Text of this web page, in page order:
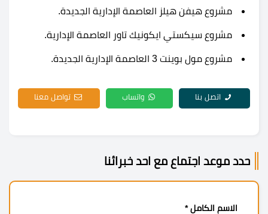
مشروع هيفن هيلز العاصمة الإدارية الجديدة.
مشروع سيكستي ايكونيك تاور العاصمة الإدارية.
مشروع مول بوينت 3 العاصمة الإدارية الجديدة.
اتصل بنا واتساب تواصل معنا
حدد موعد اجتماع مع احد خبرائنا
الاسم الكامل *